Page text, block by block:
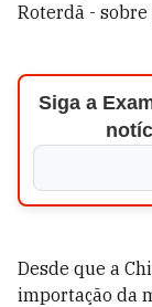
Roterdã -
Siga a
Desde que a
importação da